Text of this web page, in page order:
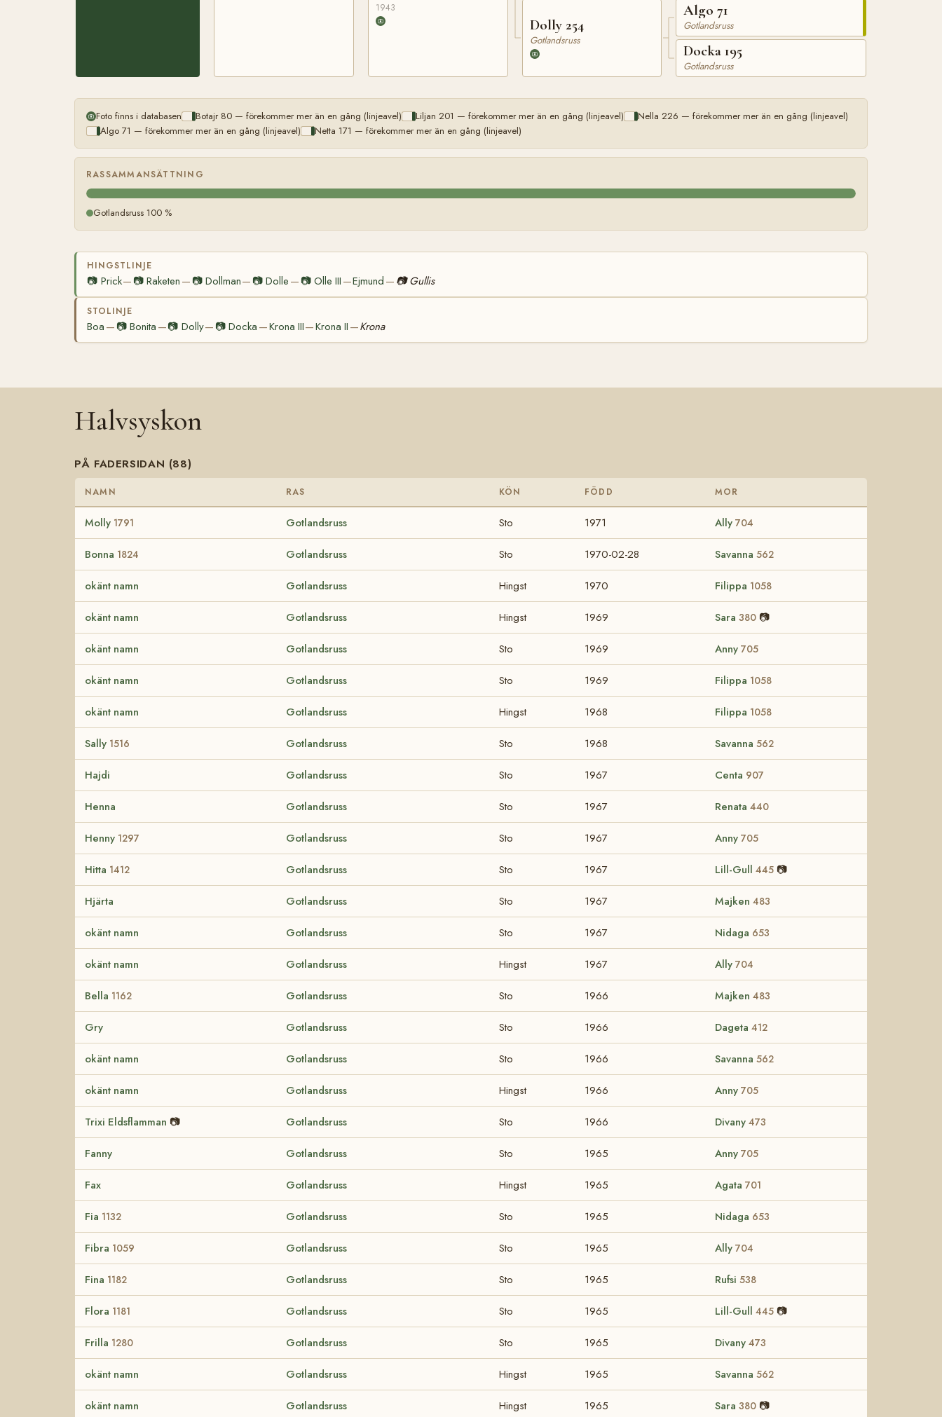
1943
Dolly 254
Gotlandsruss
Algo 71
Gotlandsruss
Docka 195
Gotlandsruss
Foto finns i databasen Botajr 80 — förekommer mer än en gång (linjeavel) Liljan 201 — förekommer mer än en gång (linjeavel)
Nella 226 — förekommer mer än en gång (linjeavel)
Algo 71 — förekommer mer än en gång (linjeavel)
Netta 171 — förekommer mer än en gång (linjeavel)
RASSAMMANSÄTTNING
Gotlandsruss 100 %
HINGSTLINJE
📷 Prick— 📷Raketen — 📷 Dollman— 📷 Dolle — 📷Olle III —Ejmund — 📷 Gullis
STOLINJE
Boa — 📷Bonita —📷 Dolly— 📷Docka —Krona III—Krona II —Krona
Halvsyskon
PÅ FADERSIDAN (88)
NAMN RAS KÖN FÖDD MOR
Molly 1791 Gotlandsruss Sto 1971 Ally 704
Bonna 1824 Gotlandsruss Sto 1970-02-28 Savanna 562
okänt namn Gotlandsruss Hingst 1970 Filippa 1058
okänt namn Gotlandsruss Hingst 1969 Sara 380 📷
okänt namn Gotlandsruss Sto 1969 Anny 705
okänt namn Gotlandsruss Sto 1969 Filippa 1058
okänt namn Gotlandsruss Hingst 1968 Filippa 1058
Sally 1516 Gotlandsruss Sto 1968 Savanna 562
Hajdi Gotlandsruss Sto 1967 Centa 907
Henna Gotlandsruss Sto 1967 Renata 440
Henny 1297 Gotlandsruss Sto 1967 Anny 705
Hitta 1412 Gotlandsruss Sto 1967 Lill-Gull 445 📷
Hjärta Gotlandsruss Sto 1967 Majken 483
okänt namn Gotlandsruss Sto 1967 Nidaga 653
okänt namn Gotlandsruss Hingst 1967 Ally 704
Bella 1162 Gotlandsruss Sto 1966 Majken 483
Gry Gotlandsruss Sto 1966 Dageta 412
okänt namn Gotlandsruss Sto 1966 Savanna 562
okänt namn Gotlandsruss Hingst 1966 Anny 705
Trixi Eldsflamman 📷 Gotlandsruss Sto 1966 Divany 473
Fanny Gotlandsruss Sto 1965 Anny 705
Fax Gotlandsruss Hingst 1965 Agata 701
Fia 1132 Gotlandsruss Sto 1965 Nidaga 653
Fibra 1059 Gotlandsruss Sto 1965 Ally 704
Fina 1182 Gotlandsruss Sto 1965 Rufsi 538
Flora 1181 Gotlandsruss Sto 1965 Lill-Gull 445 📷
Frilla 1280 Gotlandsruss Sto 1965 Divany 473
okänt namn Gotlandsruss Hingst 1965 Savanna 562
okänt namn Gotlandsruss Hingst 1965 Sara 380 📷